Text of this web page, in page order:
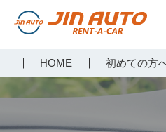
らジンオートレンタカー
HOME 初めての方